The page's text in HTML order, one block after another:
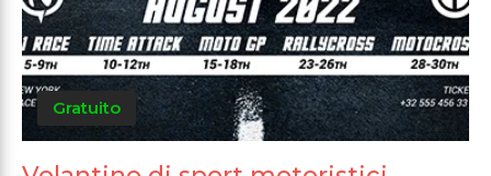
Gratuito